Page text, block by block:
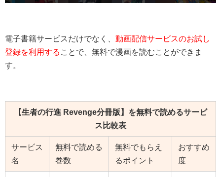
電子書籍サービスだけでなく、 動画配信サービスのお試し
登録を利用する ことで、無料で漫画を読むことができま
す。
【生者の行進 Revenge分冊版】を無料で読めるサービ
ス比較表
サービス
名
無料で読める
巻数
無料でもらえ
るポイント
おすすめ
度